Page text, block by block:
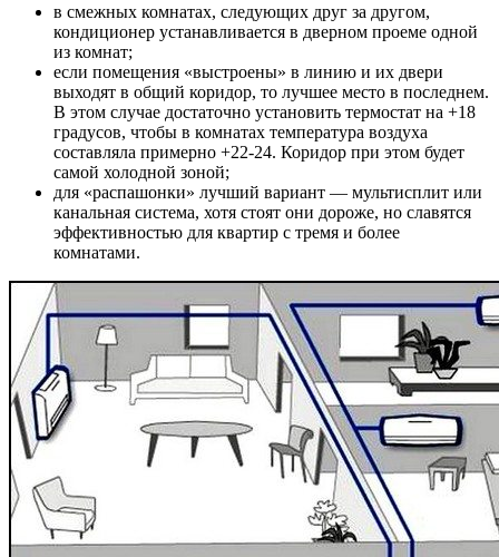
в смежных комнатах, следующих друг за другом,
кондиционер устанавливается в дверном проеме одной
из комнат;
если помещения «выстроены» в линию и их двери
выходят в общий коридор, то лучшее место в последнем.
В этом случае достаточно установить термостат на +18
градусов, чтобы в комнатах температура воздуха
составляла примерно +22-24. Коридор при этом будет
самой холодной зоной;
для «распашонки» лучший вариант — мультисплит или
канальная система, хотя стоят они дороже, но славятся
эффективностью для квартир с тремя и более
комнатами.